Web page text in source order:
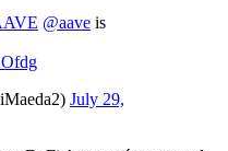
@aave is
July 29,